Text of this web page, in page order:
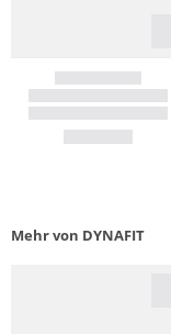
Mehr von DYNAFIT